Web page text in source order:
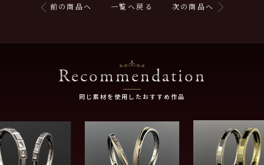
前の商品へ 一覧へ戻る 次の商品へ
Recommendation
同じ素材を使用したおすすめ作品